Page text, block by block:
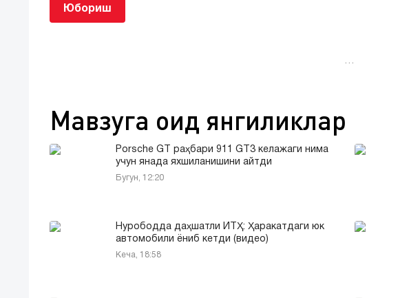
Юбориш
…
Мавзуга оид янгиликлар
Porsche GT раҳбари 911 GT3 келажаги нима
учун янада яхшиланишини айтди
Бугун, 12:20
Нурободда даҳшатли ЙТҲ: Ҳаракатдаги юк
автомобили ёниб кетди (видео)
Кеча, 18:58